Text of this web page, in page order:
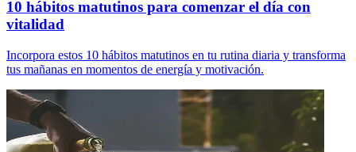
10 hábitos matutinos para comenzar el día con
vitalidad
Incorpora estos 10 hábitos matutinos en tu rutina diaria y transforma
tus mañanas en momentos de energía y motivación.